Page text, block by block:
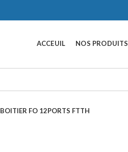
ACCEUIL NOS PRODUITS
BOITIER FO 12PORTS FTTH